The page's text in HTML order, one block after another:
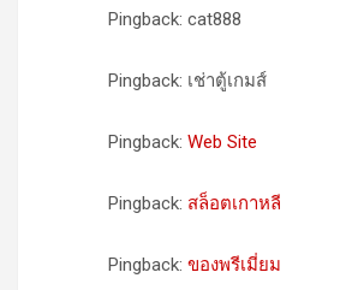
Pingback: cat888
Pingback: เช่าตู้เกมส์
Pingback: Web Site
Pingback: สล็อตเกาหลี
Pingback: ของพรีเมี่ยม